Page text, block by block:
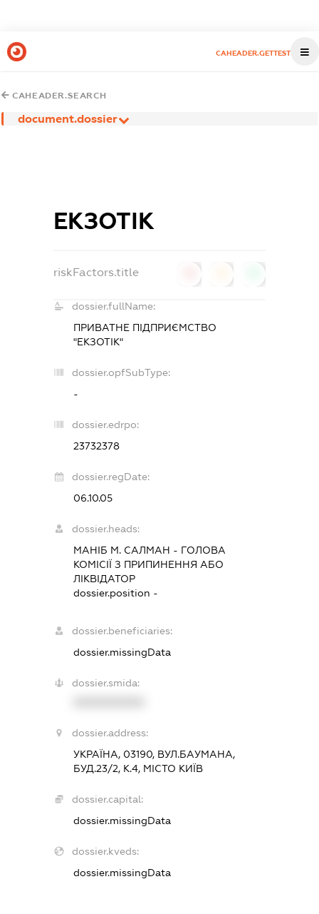
CAHEADER.GETTEST
CAHEADER.SEARCH
document.dossier
ЕКЗОТІК
riskFactors.title
dossier.fullName:
ПРИВАТНЕ ПІДПРИЄМСТВО
"ЕКЗОТІК"
dossier.opfSubType:
-
dossier.edrpo:
23732378
dossier.regDate:
06.10.05
dossier.heads:
МАНІБ М. САЛМАН - ГОЛОВА
КОМІСІЇ З ПРИПИНЕННЯ АБО
ЛІКВІДАТОР
dossier.position -
dossier.beneficiaries:
dossier.missingData
dossier.smida:
dossier.address:
УКРАЇНА, 03190, ВУЛ.БАУМАНА,
БУД.23/2, К.4, МІСТО КИЇВ
dossier.capital:
dossier.missingData
dossier.kveds:
dossier.missingData